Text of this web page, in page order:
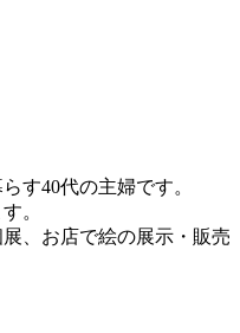
す40代の主婦です。
。
、お店で絵の展示・販売